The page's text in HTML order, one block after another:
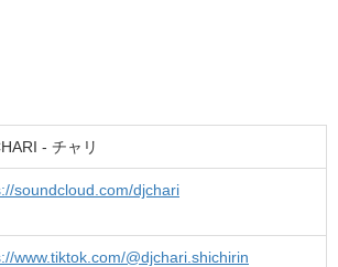
- チャリ
soundcloud.com/djchari
www.tiktok.com/@djchari.shichirin